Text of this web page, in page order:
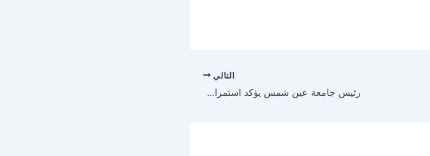
التالي
رئيس جامعة عين شمس يؤكد استمرار إجراءات العام الماضي في امتحانات الفصل الدراسي الثاني